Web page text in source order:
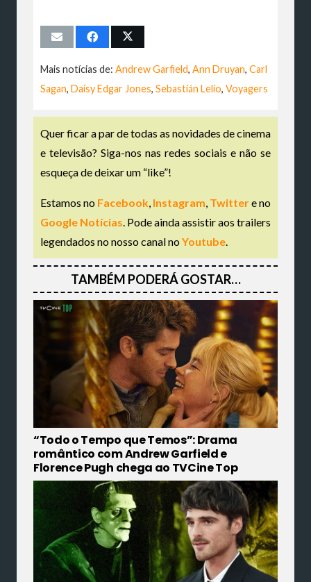
Mais notícias de: Andrew Garfield, Ann Druyan, Carl
Sagan, Daisy Edgar Jones, Sebastián Lelio, Voyagers
Quer ficar a par de todas as novidades de cinema
e televisão? Siga-nos nas redes sociais e não se
esqueça de deixar um “like”!
Estamos no Facebook, Instagram, Twittere no
Google Notícias. Pode ainda assistir aos trailers
legendados no nosso canal noYoutube.
TAMBÉM PODERÁ GOSTAR…
“Todo o Tempo que Temos”: Drama
romântico com Andrew Garfield e
Florence Pugh chega ao TVCine Top